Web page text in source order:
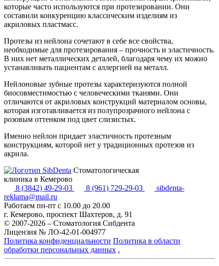
которые часто используются при протезировании. Они
составили конкуренцию классическим изделиям из
акриловых пластмасс.
Протезы из нейлона сочетают в себе все свойства,
необходимые для протезирования – прочность и эластичность.
В них нет металлических деталей, благодаря чему их можно
устанавливать пациентам с аллергией на металл.
Нейлоновые зубные протезы характеризуются полной
биосовместимостью с человеческими тканями. Они
отличаются от акриловых конструкций материалом основы,
которая изготавливается из полупрозрачного нейлона с
розовым оттенком под цвет слизистых.
Именно нейлон придает эластичность протезным
конструкциям, которой нет у традиционных протезов из
акрила.
Стоматологическая
клиника в Кемерово
8 (3842) 49-29-03
8 (961) 729-29-03
sibdenta-
reklama@mail.ru
Работаем пн-пт с 10.00 до 20.00
г. Кемерово, проспект Шахтеров, д. 91
© 2007-2026 – Стоматология Сибдента
Лицензия № ЛО-42-01-004977
Политика конфиденциальности Политика в области
обработки персональных данных .